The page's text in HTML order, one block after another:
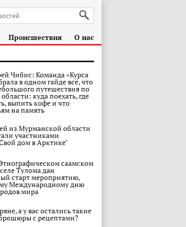
Происшествия О нас
Чибис: Команда «Курса
в одном гайде всё, что
путешествия по
куда поехать, где
выпить кофе и что
на память
из Мурманской области
участниками
дом в Арктике"
саамском
Тулома дан
старт мероприятию,
Международному дню
мира
а у вас остались такие
с рецептами?